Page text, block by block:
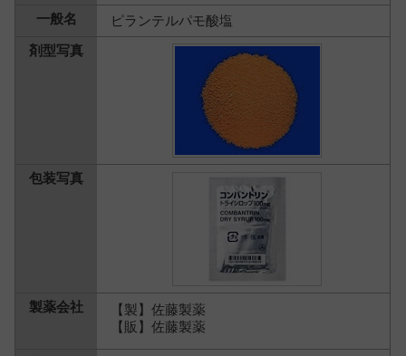
ピランテルパモ酸塩
【製】佐藤製薬
【販】佐藤製薬